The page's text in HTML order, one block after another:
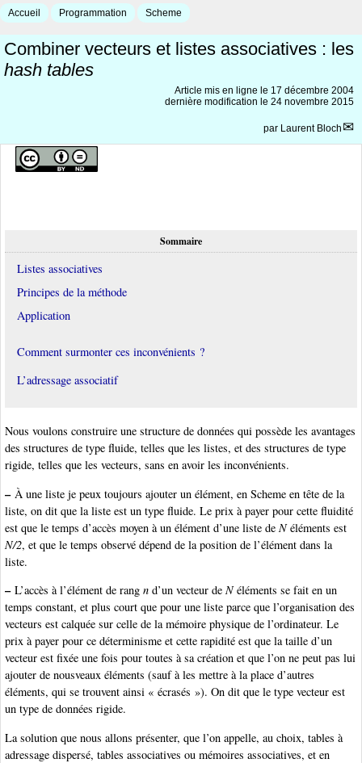
Accueil Programmation Scheme
Combiner vecteurs et listes associatives : les
hash tables
Article mis en ligne le 17 décembre 2004
dernière modification le 24 novembre 2015
par Laurent Bloch
Sommaire
Listes associatives
Principes de la méthode
Application
Comment surmonter ces inconvénients ?
L’adressage associatif
Nous voulons construire une structure de données qui possède les avantages
des structures de type fluide, telles que les listes, et des structures de type
rigide, telles que les vecteurs, sans en avoir les inconvénients.
–À une liste je peux toujours ajouter un élément, en Scheme en tête de la
liste, on dit que la liste est un type fluide. Le prix à payer pour cette fluidité
est que le temps d’accès moyen à un élément d’une liste de Néléments est
N/2, et que le temps observé dépend de la position de l’élément dans la
liste.
–L’accès à l’élément de rang n d’un vecteur de Néléments se fait en un
temps constant, et plus court que pour une liste parce que l’organisation des
vecteurs est calquée sur celle de la mémoire physique de l’ordinateur. Le
prix à payer pour ce déterminisme et cette rapidité est que la taille d’un
vecteur est fixée une fois pour toutes à sa création et que l’on ne peut pas lui
ajouter de nousveaux éléments (sauf à les mettre à la place d’autres
éléments, qui se trouvent ainsi « écrasés »). On dit que le type vecteur est
un type de données rigide.
La solution que nous allons présenter, que l’on appelle, au choix, tables à
adressage dispersé, tables associatives ou mémoires associatives, et en